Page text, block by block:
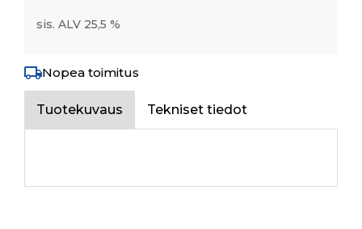
sis. ALV 25,5 %
Nopea toimitus
Tuotekuvaus Tekniset tiedot